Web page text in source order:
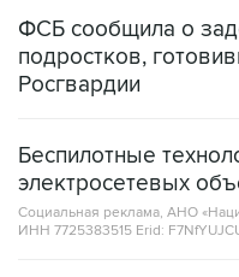
ФСБ сообщила о
подростков,
Росгвардии
Беспилотные
электросетевых
Социальная реклама, АНО
ИНН 7725383515 Erid: